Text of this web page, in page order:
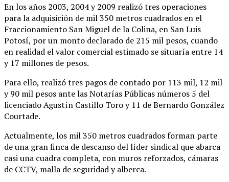
En los años 2003, 2004 y 2009 realizó tres operaciones
para la adquisición de mil 350 metros cuadrados en el
Fraccionamiento San Miguel de la Colina, en San Luis
Potosí, por un monto declarado de 215 mil pesos, cuando
en realidad el valor comercial estimado se situaría entre 14
y 17 millones de pesos.
Para ello, realizó tres pagos de contado por 113 mil, 12 mil
y 90 mil pesos ante las Notarías Públicas números 5 del
licenciado Agustín Castillo Toro y 11 de Bernardo González
Courtade.
Actualmente, los mil 350 metros cuadrados forman parte
de una gran finca de descanso del líder sindical que abarca
casi una cuadra completa, con muros reforzados, cámaras
de CCTV, malla de seguridad y alberca.